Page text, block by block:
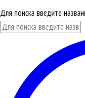
Для поиска введите